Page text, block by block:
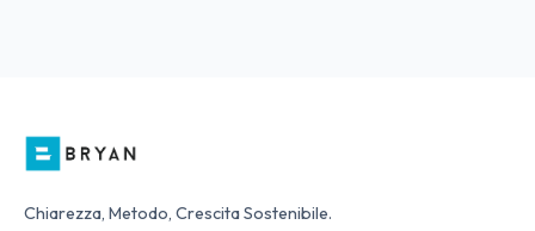
Chiarezza, Metodo, Crescita Sostenibile.